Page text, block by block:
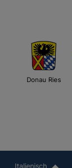
Donau Ries
Italienisch